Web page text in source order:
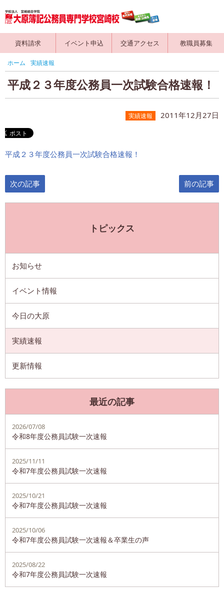
資料請求 イベント申込 交通アクセス 教職員募集
ホーム 実績速報
平成２３年度公務員一次試験合格速報！
実績速報 2011年12月27日
平成２３年度公務員一次試験合格速報！
次の記事 前の記事
トピックス
お知らせ
イベント情報
今日の大原
実績速報
更新情報
最近の記事
2026/07/08
令和8年度公務員試験一次速報
2025/11/11
令和7年度公務員試験一次速報
2025/10/21
令和7年度公務員試験一次速報
2025/10/06
令和7年度公務員試験一次速報＆卒業生の声
2025/08/22
令和7年度公務員試験一次速報